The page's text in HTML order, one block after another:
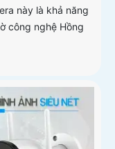
này là khả năng
công nghệ Hồng